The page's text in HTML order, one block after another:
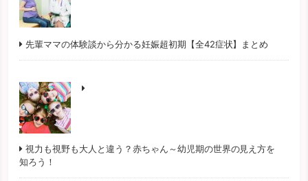
先輩ママの体験談から分かる妊娠超初期【全42症状】まとめ
視力も視野も大人と違う？赤ちゃん～幼児期の世界の見え方を
知ろう！